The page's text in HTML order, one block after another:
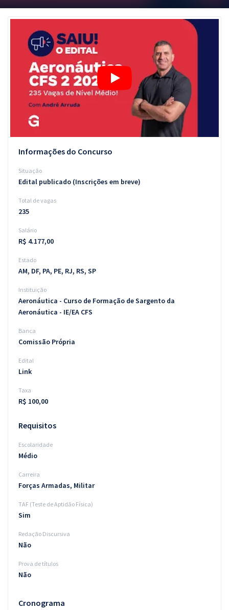
Conteúdo gratuito
Aprovados
Atendimento
Informações do Concurso
Situação
Edital publicado (Inscrições em breve)
Total de vagas
235
Salário
R$ 4.177,00
Estado
AM, DF, PA, PE, RJ, RS, SP
Instituição
Aeronáutica - Curso de Formação de Sargento da
Aeronáutica - IE/EA CFS
Banca
Comissão Própria
Edital
Link
Taxa
R$ 100,00
Requisitos
Escolaridade
Médio
Carreira
Forças Armadas, Militar
TAF (Teste de Aptidão Física)
Sim
Redação Discursiva
Não
Prova de títulos
Não
Cronograma